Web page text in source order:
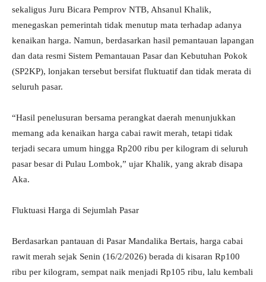
sekaligus Juru Bicara Pemprov NTB, Ahsanul Khalik,
menegaskan pemerintah tidak menutup mata terhadap adanya
kenaikan harga. Namun, berdasarkan hasil pemantauan lapangan
dan data resmi Sistem Pemantauan Pasar dan Kebutuhan Pokok
(SP2KP), lonjakan tersebut bersifat fluktuatif dan tidak merata di
seluruh pasar.
“Hasil penelusuran bersama perangkat daerah menunjukkan
memang ada kenaikan harga cabai rawit merah, tetapi tidak
terjadi secara umum hingga Rp200 ribu per kilogram di seluruh
pasar besar di Pulau Lombok,” ujar Khalik, yang akrab disapa
Aka.
Fluktuasi Harga di Sejumlah Pasar
Berdasarkan pantauan di Pasar Mandalika Bertais, harga cabai
rawit merah sejak Senin (16/2/2026) berada di kisaran Rp100
ribu per kilogram, sempat naik menjadi Rp105 ribu, lalu kembali